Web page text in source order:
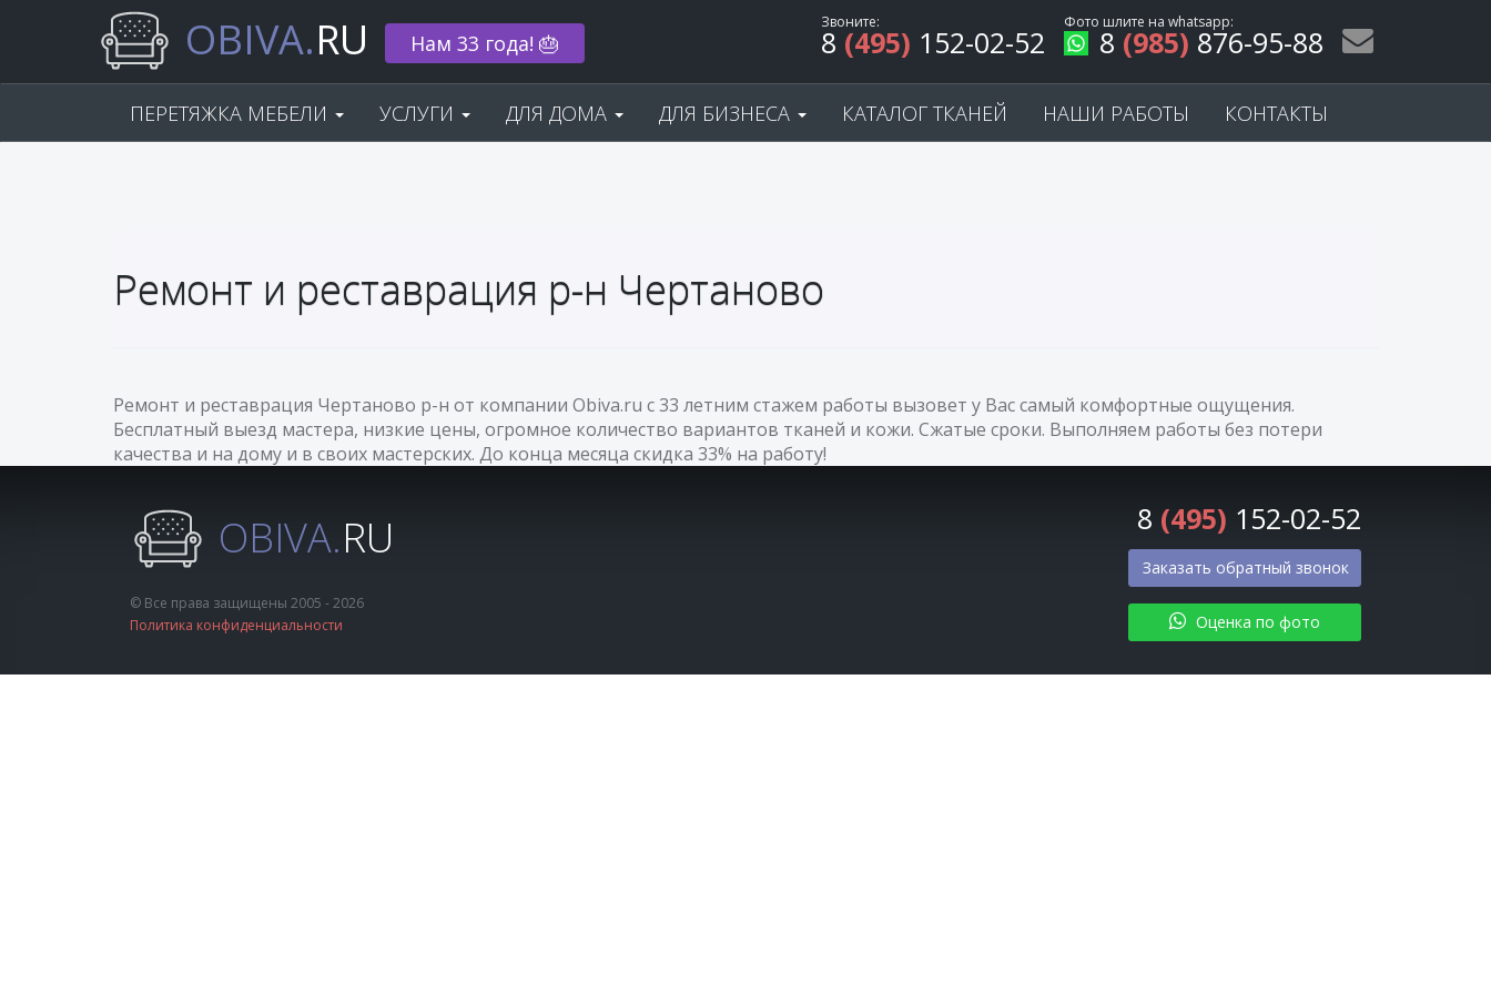
OBIVA.RU Нам 33 года! 🎂
Звоните:
8 (495) 152-02-52
Фото шлите на whatsapp:
8 (985) 876-95-88
ПЕРЕТЯЖКА МЕБЕЛИ УСЛУГИ ДЛЯ ДОМА ДЛЯ БИЗНЕСА КАТАЛОГ ТКАНЕЙ НАШИ РАБОТЫ КОНТАКТЫ
Ремонт и реставрация р-н Чертаново
Ремонт и реставрация Чертаново р-н от компании Obiva.ru с 33 летним стажем работы вызовет у Вас самый комфортные ощущения.
Бесплатный выезд мастера, низкие цены, огромное количество вариантов тканей и кожи. Сжатые сроки. Выполняем работы без потери
качества и на дому и в своих мастерских. До конца месяца скидка 33% на работу!
OBIVA.RU
© Все права защищены 2005 - 2026
Политика конфиденциальности
8 (495) 152-02-52
Заказать обратный звонок
Оценка по фото